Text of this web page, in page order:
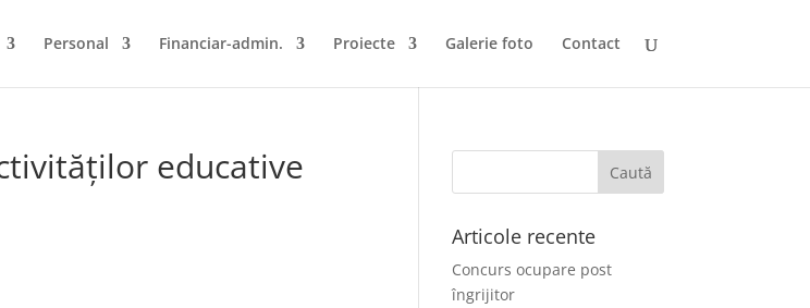
Personal Financiar-admin. Proiecte Galerie foto Contact
educative
Articole recente
Concurs ocupare post
îngrijitor